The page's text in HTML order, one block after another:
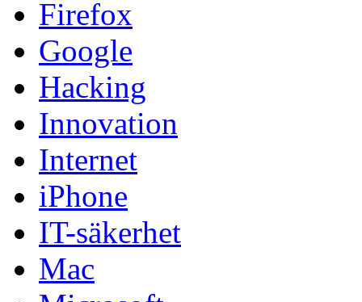
Firefox
Google
Hacking
Innovation
Internet
iPhone
IT-säkerhet
Mac